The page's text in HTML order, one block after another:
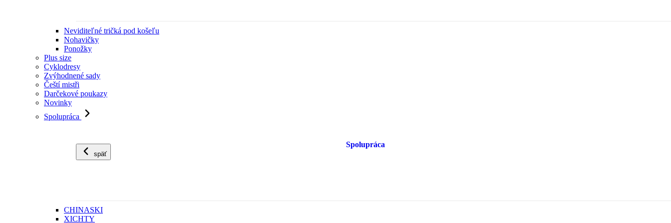
Neviditeľné tričká pod košeľu
Nohavičky
Ponožky
Plus size
Cyklodresy
Zvýhodnené sady
Čeští mistři
Darčekové poukazy
Novinky
Spolupráca
späť
Spolupráca
CHINASKI
XICHTY